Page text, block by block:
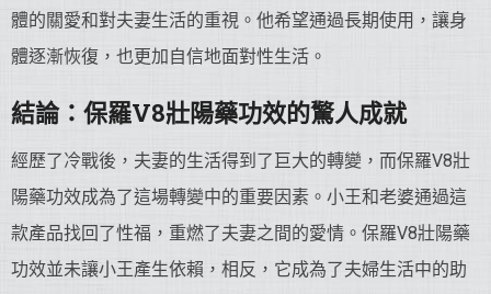
體的關愛和對夫妻生活的重視。他希望通過長期使用，讓身
體逐漸恢復，也更加自信地面對性生活。
結論：保羅V8壯陽藥功效的驚人成就
經歷了冷戰後，夫妻的生活得到了巨大的轉變，而保羅V8壯
陽藥功效成為了這場轉變中的重要因素。小王和老婆通過這
款產品找回了性福，重燃了夫妻之間的愛情。保羅V8壯陽藥
功效並未讓小王產生依賴，相反，它成為了夫婦生活中的助